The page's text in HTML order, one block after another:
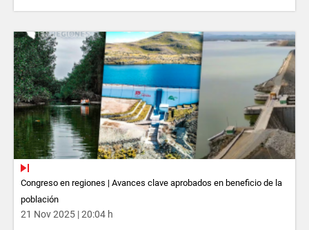
Congreso en regiones | Avances clave aprobados en beneficio de la
población
21 Nov 2025 | 20:04 h